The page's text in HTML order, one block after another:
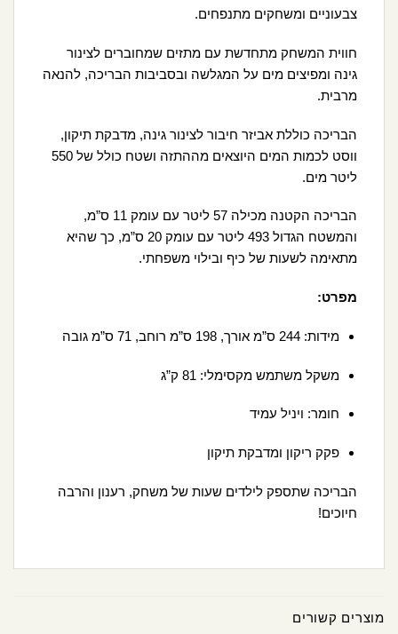
צבעוניים ומשחקים מתנפחים.
חווית המשחק מתחדשת עם מתזים שמחוברים לצינור
גינה ומפיצים מים על המגלשה ובסביבות הבריכה, להנאה
מרבית.
הבריכה כוללת אביזר חיבור לצינור גינה, מדבקת תיקון,
ווסט לכמות המים היוצאים מההתזה ושטח כולל של 550
ליטר מים.
הבריכה הקטנה מכילה 57 ליטר עם עומק 11 ס”מ,
והמשטח הגדול 493 ליטר עם עומק 20 ס”מ, כך שהיא
מתאימה לשעות של כיף ובילוי משפחתי.
מפרט:
מידות: 244 ס”מ אורך, 198 ס”מ רוחב, 71 ס”מ גובה
משקל משתמש מקסימלי: 81 ק”ג
חומר: ויניל עמיד
פקק ריקון ומדבקת תיקון
הבריכה שתספק לילדים שעות של משחק, רענון והרבה
חיוכים!
מוצרים קשורים